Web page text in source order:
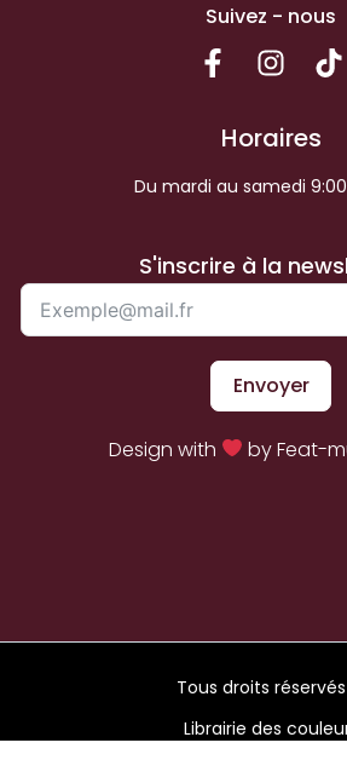
Suivez - nous
Horaires
Du mardi au samedi 9:00
S'inscrire à la
Envoyer
Design with by Feat-
Tous droits
Librairie des